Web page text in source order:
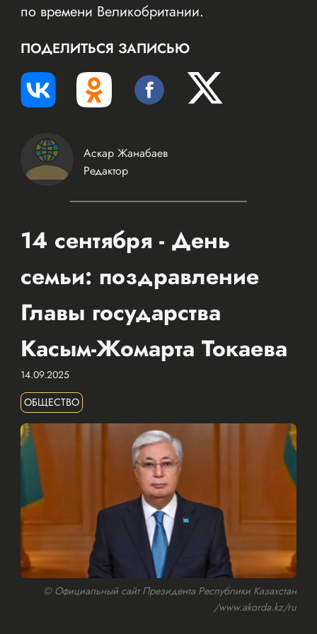
по времени Великобритании.
ПОДЕЛИТЬСЯ ЗАПИСЬЮ
Аскар Жанабаев
Редактор
14 сентября - День
семьи: поздравление
Главы государства
Касым-Жомарта Токаева
14.09.2025
ОБЩЕСТВО
© Официальный сайт Президента Республики Казахстан
/www.akorda.kz/ru